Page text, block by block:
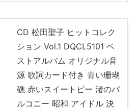
CD 松田聖子 ヒットコレク
ション Vol.1 DQCL5101 ベ
ストアルバム オリジナル音
源 歌詞カード付き 青い珊瑚
礁 赤いスイートピー 渚のバ
ルコニー 昭和 アイドル 決